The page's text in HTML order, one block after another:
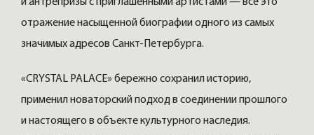
отражение насыщенной биографии одного из самых
значимых адресов Санкт-Петербурга.
«CRYSTAL PALACE» бережно сохранил историю,
применил новаторский подход в соединении прошлого
и настоящего в объекте культурного наследия.